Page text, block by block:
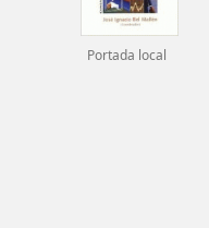
Portada local